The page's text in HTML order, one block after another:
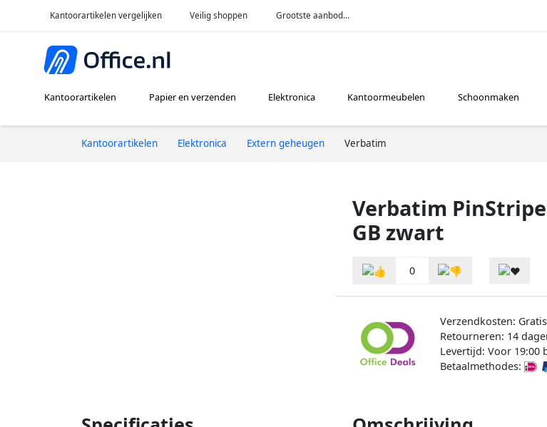
Kantoorartikelen vergelijken Veilig shoppen Grootste aanbod...
Kantoorartikelen Papier en verzenden Elektronica Kantoormeubelen Schoonmaken
Kantoorartikelen Elektronica Extern geheugen Verbatim
Verbatim PinStripe
GB zwart
0
Verzendkosten:
Retourneren: 14
Levertijd: Voor 19:00
Betaalmethodes: